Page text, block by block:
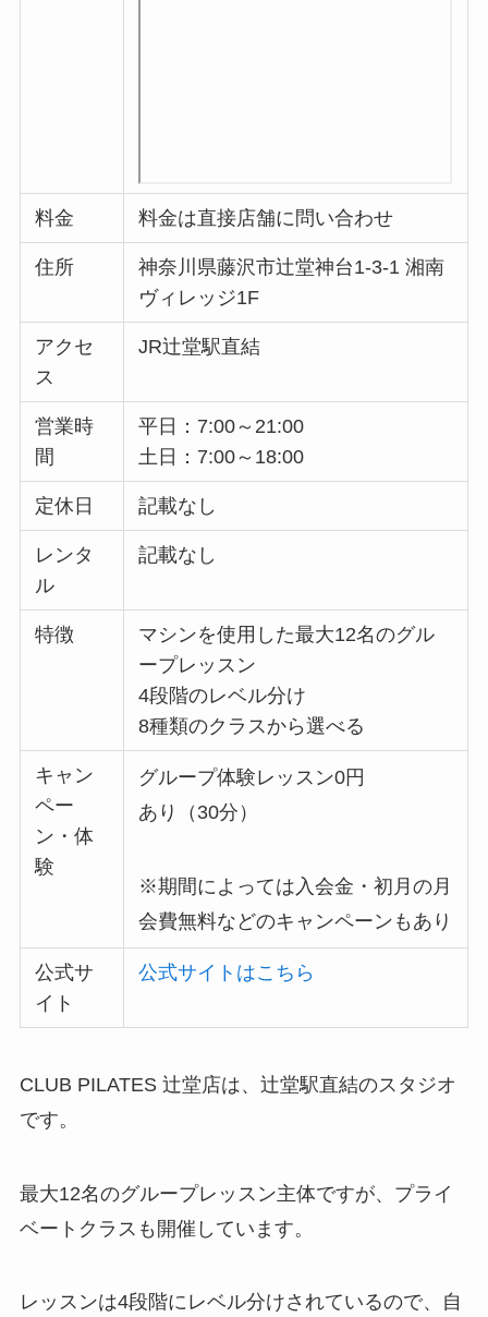
料金 料金は直接店舗に問い合わせ
住所
神奈川県藤沢市辻堂神台1-3-1 湘南
ヴィレッジ1F
アクセ
ス
JR辻堂駅直結
営業時
間
平日：7:00～21:00
土日：7:00～18:00
定休日 記載なし
レンタ
ル
記載なし
特徴
マシンを使用した最大12名のグル
ープレッスン
4段階のレベル分け
8種類のクラスから選べる
キャン
ペー
ン・体
験
グループ体験レッスン0円
あり（30分）
※期間によっては入会金・初月の月
会費無料などのキャンペーンもあり
公式サ
イト
公式サイトはこちら
CLUB PILATES 辻堂店は、辻堂駅直結のスタジオ
です。
最大12名のグループレッスン主体ですが、プライ
ベートクラスも開催しています。
レッスンは4段階にレベル分けされているので、自